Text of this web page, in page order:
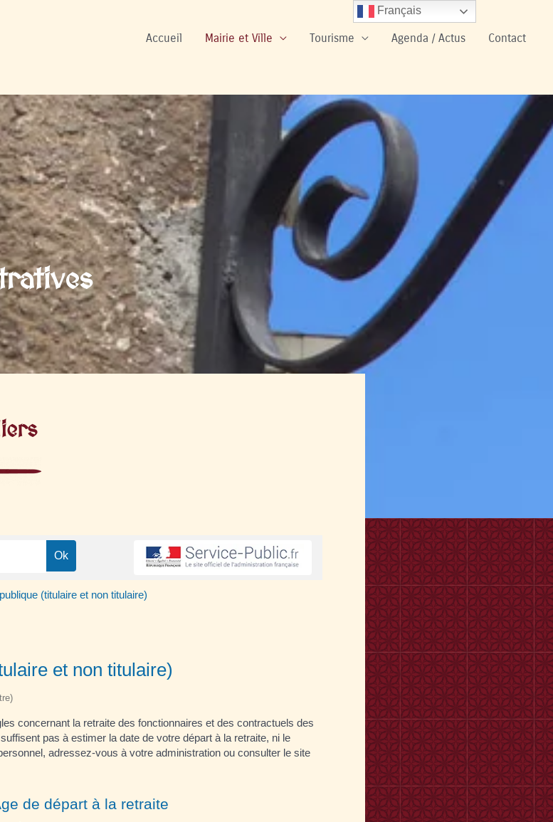
Accueil Mairie et Ville Tourisme Agenda / Actus Contact
(titulaire et non titulaire)
et non titulaire)
concernant la retraite des fonctionnaires et des contractuels des
pas à estimer la date de votre départ à la retraite, ni le
adressez-vous à votre administration ou consulter le site
de départ à la retraite
Français